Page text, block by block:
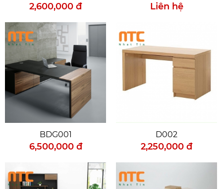
2,600,000 đ Liên hệ
BDG001
6,500,000 đ
D002
2,250,000 đ